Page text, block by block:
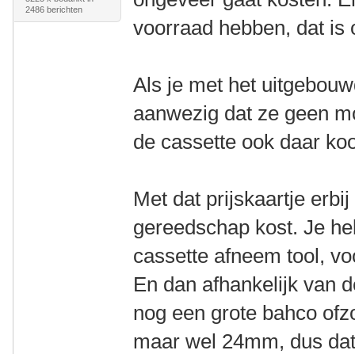
2486 berichten
voorraad hebben, dat is
Als je met het
aanwezig dat ze geen
de cassette ook daar
Met dat prijskaartje
gereedschap kost. Je
cassette afneem tool,
En dan afhankelijk van
nog een grote bahco
maar wel 24mm, dus